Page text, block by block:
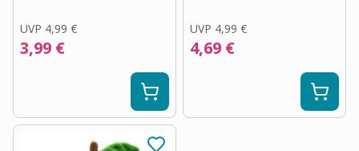
UVP 4,99 €
3,99 €
UVP 4,99 €
4,69 €